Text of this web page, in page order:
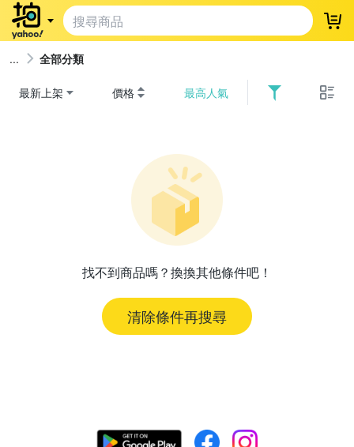
登
全部分類
最新上架 價格 最高人氣
找不到商品嗎？換換其他條件吧！
清除條件再搜尋